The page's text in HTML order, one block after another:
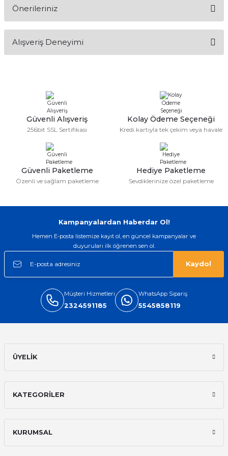
Önerileriniz
konularda yetersiz gördüğünüz noktaları öneri formunu
kullanarak tarafımıza iletebilirsiniz.
Ürün resmi kalitesiz, bozuk veya görüntülenemiyor.
Ürün açıklamasında eksik bilgiler bulunuyor.
Ürün bilgilerinde hatalar bulunuyor.
Ürün fiyatı diğer sitelerden daha pahalı.
Bu ürüne benzer farklı alternatifler olmalı.
Alışveriş Deneyimi
Deneyimini Paylaş
Güvenli Alışveriş
256bit SSL Sertifikası
Kolay Ödeme Seçeneği
Kredi kartıyla tek çekim veya havale
Güvenli Paketleme
Özenli ve sağlam paketleme
Hediye Paketleme
Sevdiklerinize özel paketleme
Kampanyalardan Haberdar Ol!
Hemen E-posta listemize kayıt ol, en güncel kampanyalar ve
duyuruları ilk öğrenen sen ol.
Kaydol
Müşteri Hizmetleri
2324591185
WhatsApp Sipariş
5545858119
ÜYELİK
KATEGORİLER
KURUMSAL